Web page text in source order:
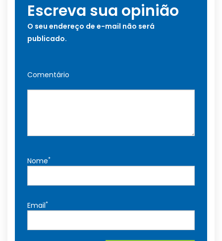
Escreva sua opinião
O seu endereço de e-mail não será
publicado.
Comentário
Nome*
Email*